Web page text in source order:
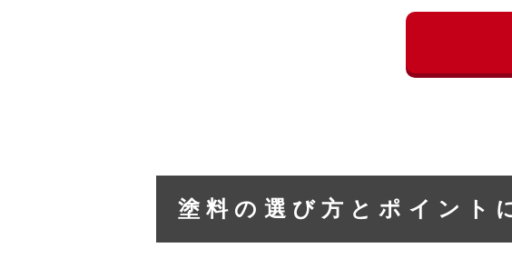
塗料の選び方とポイント